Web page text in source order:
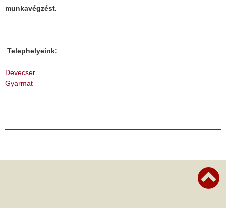
munkavégzést.
Telephelyeink:
Devecser
Gyarmat